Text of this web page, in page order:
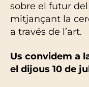
sobre el futur
mitjançant la
a través de l’art.
Us convidem a
el dijous 10 de